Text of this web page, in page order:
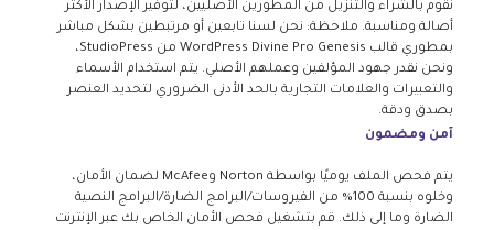
نقوم بالشراء والتنزيل من المطورين الأصليين، لتوفير الإصدار الأكثر
أصالة ومناسبة. ملاحظة: نحن لسنا تابعين أو مرتبطين بشكل مباشر
بمطوري قالب WordPress Divine Pro Genesis من StudioPress،
ونحن نقدر جهود المؤلفين وعملهم الأصلي. يتم استخدام الأسماء
والتعبيرات والعلامات التجارية بالحد الأدنى الضروري لتحديد العنصر
بصدق ودقة.
آمن ومضمون
يتم فحص الملف يوميًا بواسطة Norton وMcAfee لضمان الأمان،
وخلوه بنسبة 100% من الفيروسات/البرامج الضارة/البرامج النصية
الضارة وما إلى ذلك. قم بتشغيل فحص الأمان الخاص بك عبر الإنترنت